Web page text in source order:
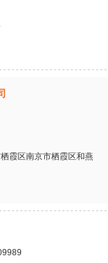
霞区南京市栖霞区和燕